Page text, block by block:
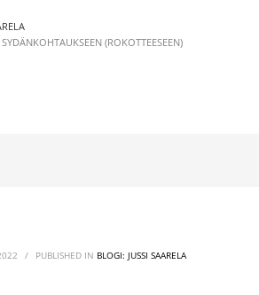
(ROKOTTEESEEN)
/ PUBLISHED IN BLOGI: JUSSI SAARELA